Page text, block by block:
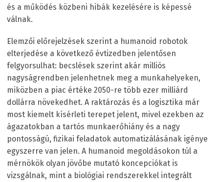
és a működés közbeni hibák kezelésére is képessé
válnak.
Elemzői előrejelzések szerint a humanoid robotok
elterjedése a következő évtizedben jelentősen
felgyorsulhat: becslések szerint akár milliós
nagyságrendben jelenhetnek meg a munkahelyeken,
miközben a piac értéke 2050-re több ezer milliárd
dollárra növekedhet. A raktározás és a logisztika már
most kiemelt kísérleti terepet jelent, mivel ezekben az
ágazatokban a tartós munkaerőhiány és a nagy
pontosságú, fizikai feladatok automatizálásának igénye
egyszerre van jelen. A humanoid megoldásokon túl a
mérnökök olyan jövőbe mutató koncepciókat is
vizsgálnak, mint a biológiai rendszerekkel integrált